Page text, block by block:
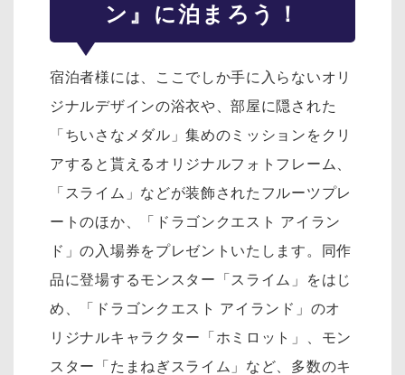
ン』に泊まろう！
宿泊者様には、ここでしか手に入らないオリ
ジナルデザインの浴衣や、部屋に隠された
「ちいさなメダル」集めのミッションをクリ
アすると貰えるオリジナルフォトフレーム、
「スライム」などが装飾されたフルーツプレ
ートのほか、「ドラゴンクエスト アイラン
ド」の入場券をプレゼントいたします。同作
品に登場するモンスター「スライム」をはじ
め、「ドラゴンクエスト アイランド」のオ
リジナルキャラクター「ホミロット」、モン
スター「たまねぎスライム」など、多数のキ